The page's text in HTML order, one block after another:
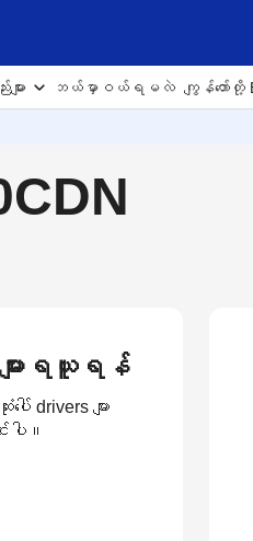
ား ဘယ်မှာဝယ်ရမလဲ ကျွန်တော်တို့
များရယူရန်
drivers များ
ပါ။